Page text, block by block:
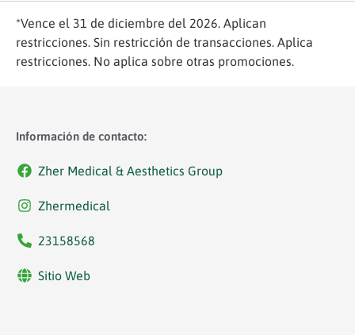
*Vence el 31 de diciembre del 2026. Aplican
restricciones. Sin restricción de transacciones. Aplica
restricciones. No aplica sobre otras promociones.
Información de contacto:
Zher Medical & Aesthetics Group
Zhermedical
23158568
Sitio Web